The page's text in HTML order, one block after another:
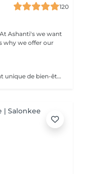
120
why we offer our
Massage Signature Ashanti's Un moment unique de bien-être, entièrement personnalisé selon vos besoins. Notre praticienne se tient au plus proche du client, à l'écoute de chaque tension et chaque zone sensible. Ce massage est conçu pour identifier et libérer les points de tension sur le corps, favoriser la relaxation profonde et rétablir l'harmonie physique et mentale. Caractéristiques : Approche sur-mesure selon votre état et vos besoins Techniques combinées pour soulager les tensions musculaires Accent sur les points de stress et zones sensibles Relaxation totale et sensation de légèreté après la séance Résultat : un corps détendu, revitalisé et une sensation de sérénité durable